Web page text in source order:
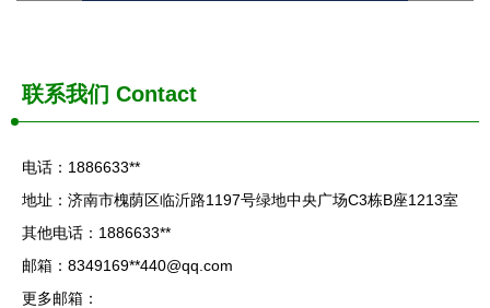
联系我们 Contact
电话：1886633**
地址：济南市槐荫区临沂路1197号绿地中央广场C3栋B座1213室
其他电话：1886633**
邮箱：8349169**440@qq.com
更多邮箱：